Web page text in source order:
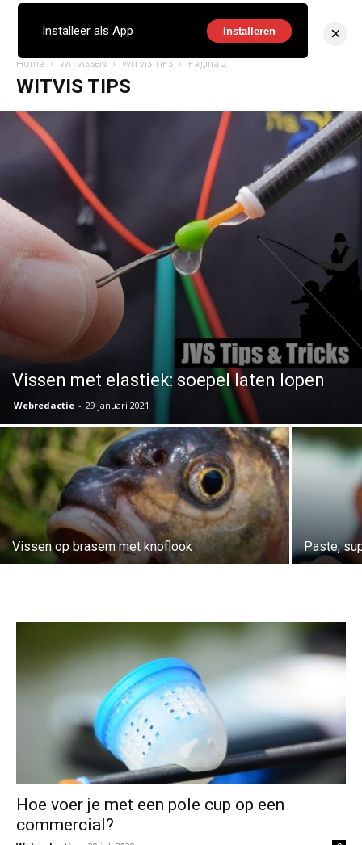
Home WITVISSEN WITVIS TIPS Pagina 2
WITVIS TIPS
Vissen met elastiek: soepel laten lopen
Webredactie - 29 januari 2021
Vissen op brasem met knoflook Paste,
Hoe voer je met een pole cup op een
commercial?
Installeer als App Installeren ×